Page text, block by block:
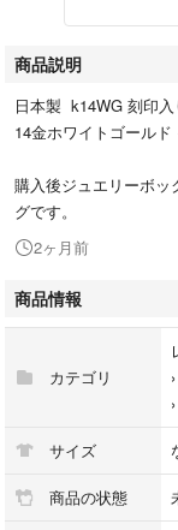
商品説明
日本製 k14WG 刻印入
14金ホワイトゴール
購入後ジュエリーボッ
グです。
2ヶ月前
商品情報
カテゴリ
›
›
サイズ
商品の状態